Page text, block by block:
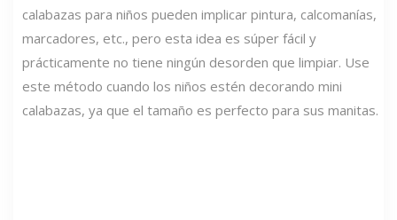
calabazas para niños pueden implicar pintura, calcomanías,
marcadores, etc., pero esta idea es súper fácil y
prácticamente no tiene ningún desorden que limpiar. Use
este método cuando los niños estén decorando mini
calabazas, ya que el tamaño es perfecto para sus manitas.